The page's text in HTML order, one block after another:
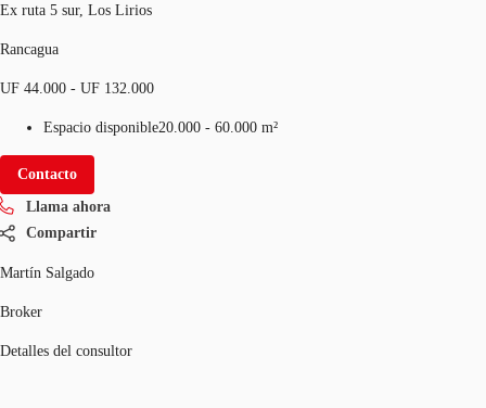
Ex ruta 5 sur, Los Lirios
Rancagua
UF 44.000 - UF 132.000
Espacio disponible20.000 - 60.000 m²
Contacto
Llama ahora
Compartir
Martín Salgado
Broker
Detalles del consultor